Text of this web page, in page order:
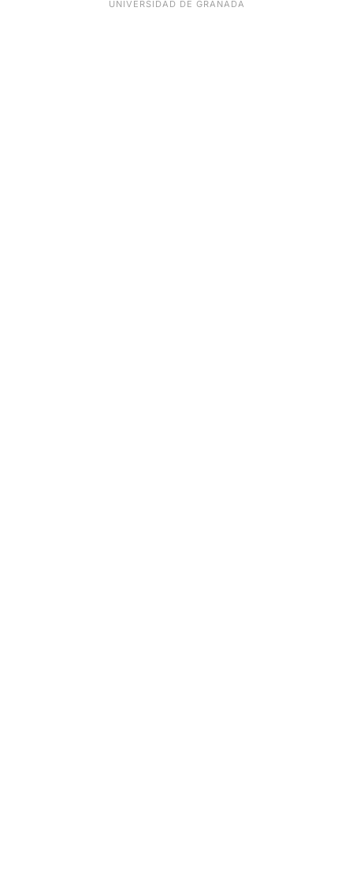
UNIVERSIDAD DE GRANADA